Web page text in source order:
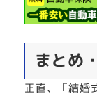
まとめ
正直、「結